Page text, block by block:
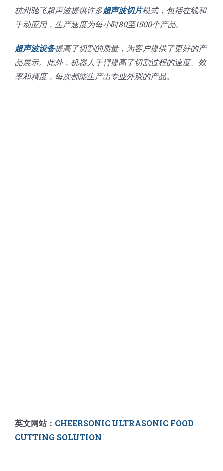
杭州驰飞超声波提供许多超声波切片模式，包括在线和
手动应用，生产速度为每小时80至1500个产品。
超声波设备提高了切割的质量，为客户提供了更好的产
品展示。此外，机器人手臂提高了切割过程的速度、效
率和精度，每次都能生产出专业外观的产品。
英文网站： CHEERSONIC ULTRASONIC FOOD
CUTTING SOLUTION